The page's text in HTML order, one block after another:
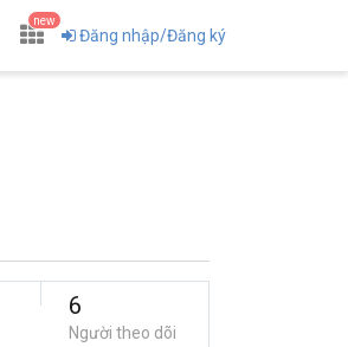
new
Đăng nhập/Đăng ký
6
Người theo dõi